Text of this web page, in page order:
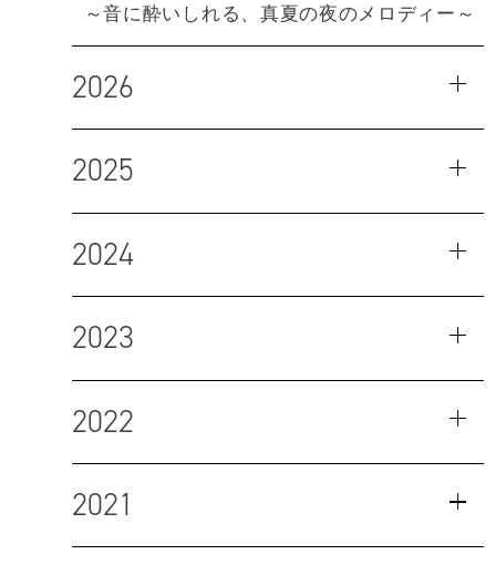
～音に酔いしれる、真夏の夜のメロディー～
2026
2025
2024
2023
2022
2021